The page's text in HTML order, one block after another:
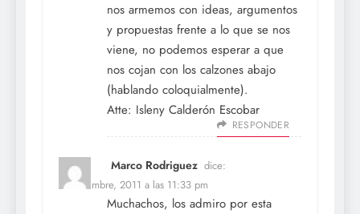
nos armemos con ideas, argumentos
y propuestas frente a lo que se nos
viene, no podemos esperar a que
nos cojan con los calzones abajo
(hablando coloquialmente).
Atte: Isleny Calderón Escobar
RESPONDER
Marco Rodriguez dice:
2 noviembre, 2011 a las 11:33 pm
Muchachos, los admiro por esta